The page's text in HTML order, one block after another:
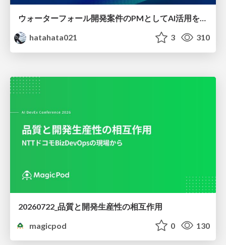
ウォーターフォール開発案件のPMとしてAI活用を模索している話
hatahata021
3 310
20260722_品質と開発生産性の相互作用
magicpod
0 130